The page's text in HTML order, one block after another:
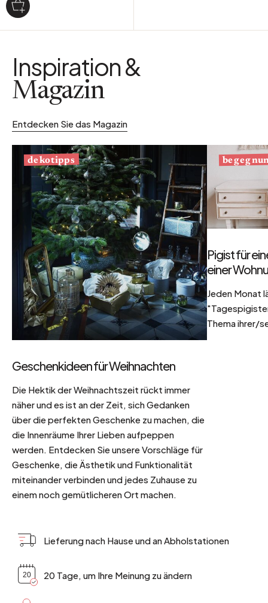
Inspiration &
Magazin
Entdecken Sie das Magazin
dekotipps
Geschenkideen für Weihnachten
Die Hektik der Weihnachtszeit rückt immer
näher und es ist an der Zeit, sich Gedanken
über die perfekten Geschenke zu machen, die
die Innenräume Ihrer Lieben aufpeppen
werden. Entdecken Sie unsere Vorschläge für
Geschenke, die Ästhetik und Funktionalität
miteinander verbinden und jedes Zuhause zu
einem noch gemütlicheren Ort machen.
Pigist für
einer
Jeden Monat
Thema ihrer/
Lieferung nach Hause und an Abholstationen
20 Tage, um Ihre Meinung zu ändern